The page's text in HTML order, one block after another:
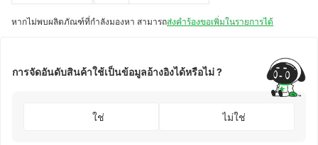
หากไม่พบผลิตภัณฑ์ที่กำลังมองหา สามารถส่งคำร้องขอเพิ่มในรายการได้
การจัดอันดับสินค้าใช้เป็นข้อมูลอ้างอิงได้หรือไม่ ?
ใช่ ไม่ใช่